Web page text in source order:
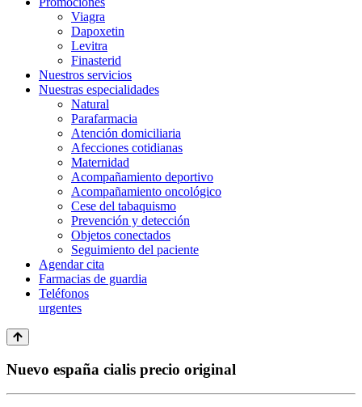
Viagra
Dapoxetin
Levitra
Finasterid
Nuestros servicios
Nuestras especialidades
Natural
Parafarmacia
Atención domiciliaria
Afecciones cotidianas
Maternidad
Acompañamiento deportivo
Acompañamiento oncológico
Cese del tabaquismo
Prevención y detección
Objetos conectados
Seguimiento del paciente
Agendar cita
Farmacias de guardia
Teléfonos
urgentes
Nuevo españa cialis precio original